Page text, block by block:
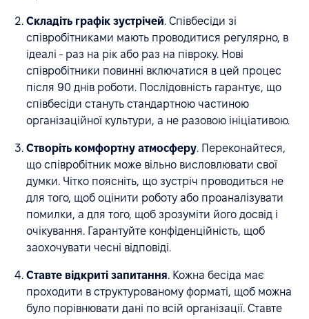
Складіть графік зустрічей. Співбесіди зі
співробітниками мають проводитися регулярно, в
ідеалі - раз на рік або раз на півроку. Нові
співробітники повинні включатися в цей процес
після 90 днів роботи. Послідовність гарантує, що
співбесіди стануть стандартною частиною
організаційної культури, а не разовою ініціативою.
Створіть комфортну атмосферу. Переконайтеся,
що співробітник може вільно висловлювати свої
думки. Чітко поясніть, що зустріч проводиться не
для того, щоб оцінити роботу або проаналізувати
помилки, а для того, щоб зрозуміти його досвід і
очікування. Гарантуйте конфіденційність, щоб
заохочувати чесні відповіді.
Ставте відкриті запитання. Кожна бесіда має
проходити в структурованому форматі, щоб можна
було порівнювати дані по всій організації. Ставте